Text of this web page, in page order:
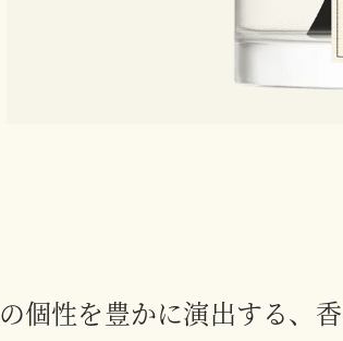
個性を豊かに演出する、